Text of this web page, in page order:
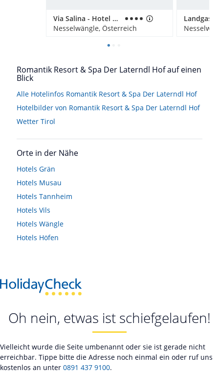
Via Salina - Hotel am See - Adults only
Nesselwängle, Österreich
Romantik Resort & Spa Der Laterndl Hof auf einen
Blick
Alle Hotelinfos Romantik Resort & Spa Der Laterndl Hof
Hotelbilder von Romantik Resort & Spa Der Laterndl Hof
Wetter Tirol
Orte in der Nähe
Hotels Grän
Hotels Musau
Hotels Tannheim
Hotels Vils
Hotels Wängle
Hotels Höfen
Oh nein, etwas ist schiefgelaufen!
Vielleicht wurde die Seite umbenannt oder sie ist gerade nicht
erreichbar. Tippe bitte die Adresse noch einmal ein oder ruf uns
kostenlos an unter 0891 437 9100.